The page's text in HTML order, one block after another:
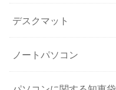
デスクマット
ノートパソコン